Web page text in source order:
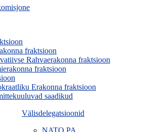
fraktsioon
Rahvaerakonna fraktsioon
fraktsioon
Erakonna fraktsioon
saadikud
Välisdelegatsioonid